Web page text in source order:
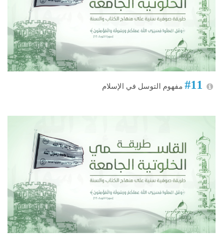
#11 مفهوم التوسل في الإسلام